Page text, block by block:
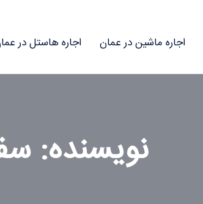
اجاره ماشین در عمان اجاره هاستل در
نویسنده: